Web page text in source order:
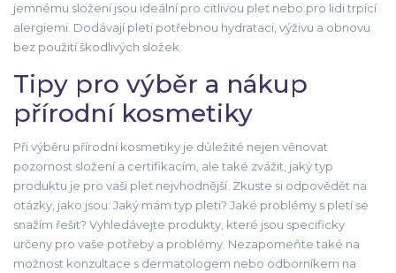
jemnému složení jsou ideální pro citlivou pleť nebo pro lidi trpící
alergiemi. Dodávají pleti potřebnou hydrataci, výživu a obnovu
bez použití škodlivých složek.
Tipy pro výběr a nákup
přírodní kosmetiky
Při výběru přírodní kosmetiky je důležité nejen věnovat
pozornost složení a certifikacím, ale také zvážit, jaký typ
produktu je pro vaši pleť nejvhodnější. Zkuste si odpovědět na
otázky, jako jsou: Jaký mám typ pleti? Jaké problémy s pletí se
snažím řešit? Vyhledávejte produkty, které jsou specificky
určeny pro vaše potřeby a problémy. Nezapomeňte také na
možnost konzultace s dermatologem nebo odborníkem na